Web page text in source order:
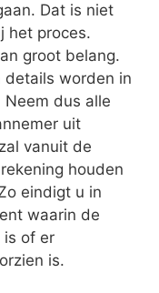
Dat is niet
het proces.
groot belang.
details worden in
dus alle
uit
vanuit de
houden
eindigt u in
waarin de
is of er
is.